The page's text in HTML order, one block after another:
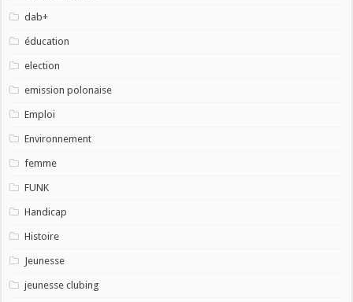
dab+
éducation
election
emission polonaise
Emploi
Environnement
femme
FUNK
Handicap
Histoire
Jeunesse
jeunesse clubing